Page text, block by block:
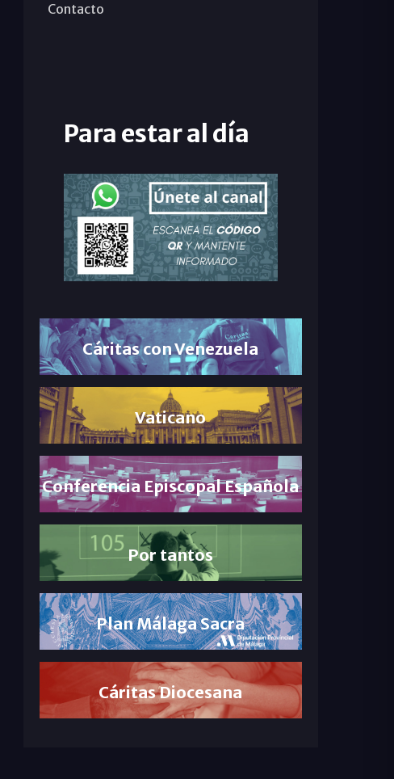
Contacto
Para estar al día
Cáritas con Venezuela
Vaticano
Conferencia Episcopal Española
Por tantos
Plan Málaga Sacra
Cáritas Diocesana